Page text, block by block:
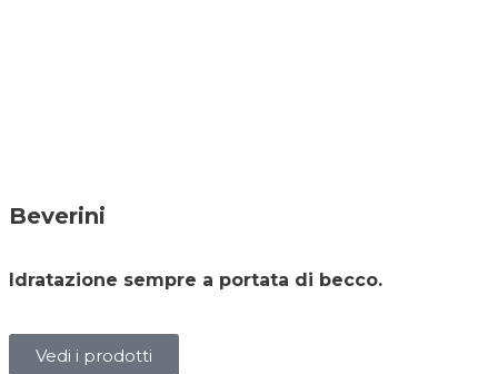
Beverini
Idratazione sempre a portata di becco.
Vedi i prodotti